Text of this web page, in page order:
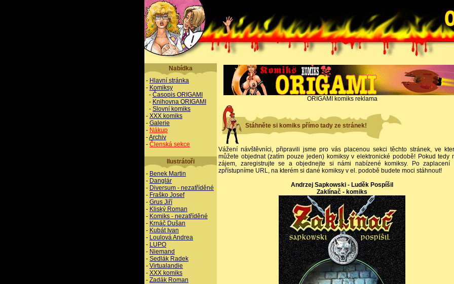
Nabídka
- Hlavní stránka
- Komiksy
- Časopis ORIGAMI
- Knihovna ORIGAMI
- Slovní komiks
- XXX komiks
- Galerie
- Nákup
-Archiv
- Členská sekce
Ilustrátoři
- Benek Martin
- Danglár
- Diversum - nezatříděné
- Fraško Josef
- Grus Jiří
- Kliský Roman
- Komiks - nezatříděné
- Krnáč Dušan
- Kubát Ivan
- Loulová Andrea
- LUPO
- Niemand
- Sedlák Radek
- Virtualandie
- XXX komiks
- Zadák Roman
ORIGAMI komiks reklama
Stáhněte si komiks přímo tady ze stránek!
Vážení návštěvníci, připravili jsme pro vás placenou sekci těchto stránek, ve
můžete objednat (zatím pouze jeden) komiksy v elektronické podobě! Pokud tedy
zájem, zaregistrujte se a objednejte si námi nabízené komiksy. Po zaplacení
zpřístupníme URL, na kterém si dané komiksy v el. podobě budete moci stáhnout!
Andrzej Sapkowski - Luděk Pospíšil
Zaklínač - komiks